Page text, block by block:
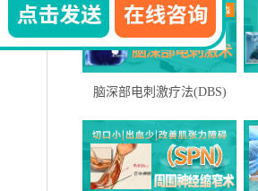
脑深部电刺激疗法(DBS)